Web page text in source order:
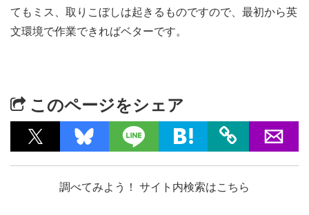
てもミス、取りこぼしは起きるものですので、最初から英
文環境で作業できればベターです。
このページをシェア
調べてみよう！ サイト内検索はこちら